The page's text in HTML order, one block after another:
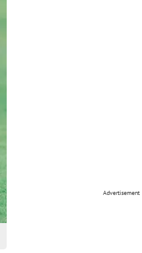
Advertisement